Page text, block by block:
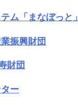
ム「まなぼっと」
振興財団
財団
ー